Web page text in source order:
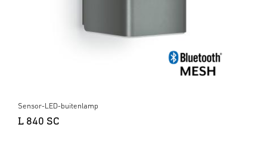
Sensor-LED-buitenlamp
L 840 SC